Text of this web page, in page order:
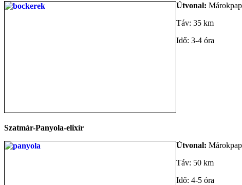
Útvonal:
Táv: 35 km
Idő: 3-4 óra
Szatmár-Panyola-elixír
Útvonal:
Táv: 50 km
Idő: 4-5 óra